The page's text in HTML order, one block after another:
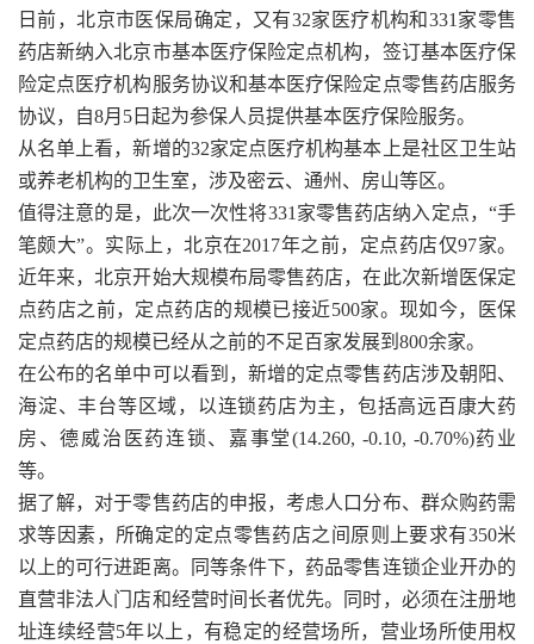
日前，北京市医保局确定，又有32家医疗机构和331家零售
药店新纳入北京市基本医疗保险定点机构，签订基本医疗保
险定点医疗机构服务协议和基本医疗保险定点零售药店服务
协议，自8月5日起为参保人员提供基本医疗保险服务。
从名单上看，新增的32家定点医疗机构基本上是社区卫生站
或养老机构的卫生室，涉及密云、通州、房山等区。
值得注意的是，此次一次性将331家零售药店纳入定点，“手
笔颇大”。实际上，北京在2017年之前，定点药店仅97家。
近年来，北京开始大规模布局零售药店，在此次新增医保定
点药店之前，定点药店的规模已接近500家。现如今，医保
定点药店的规模已经从之前的不足百家发展到800余家。
在公布的名单中可以看到，新增的定点零售药店涉及朝阳、
海淀、丰台等区域，以连锁药店为主，包括高远百康大药
房、德威治医药连锁、嘉事堂(14.260, -0.10, -0.70%)药业
等。
据了解，对于零售药店的申报，考虑人口分布、群众购药需
求等因素，所确定的定点零售药店之间原则上要求有350米
以上的可行进距离。同等条件下，药品零售连锁企业开办的
直营非法人门店和经营时间长者优先。同时，必须在注册地
址连续经营5年以上，有稳定的经营场所，营业场所使用权